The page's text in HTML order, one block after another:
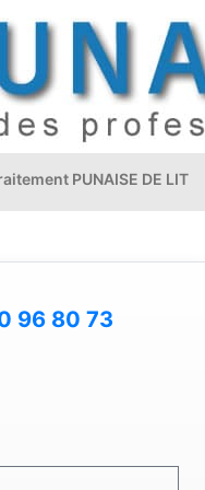
PUNAISE DE LIT
96 80 73